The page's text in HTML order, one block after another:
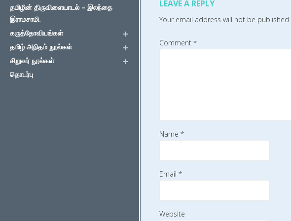
தமிழின் திருவிளையாடல் – இலந்தை
இராமசாமி.
கருத்தோவியங்கள்
தமிழ் அநிதம் நூல்கள்
சிறுவர் நூல்கள்
தொடர்பு
LEAVE A REPLY
Your email address will not be published.
Comment *
Name *
Email *
Website